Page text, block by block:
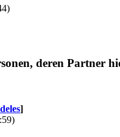
deren Partner
]